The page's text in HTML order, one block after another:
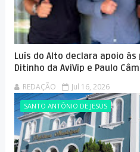
Luís do Alto declara apoio
Ditinho da AviVip e Paulo
REDAÇÃO Jul 16, 2026
SANTO ANTÔNIO DE JESUS